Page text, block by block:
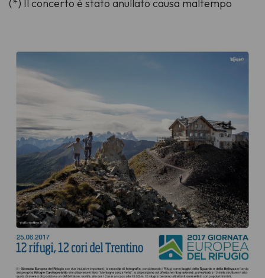
(*) Il concerto è stato anullato causa maltempo